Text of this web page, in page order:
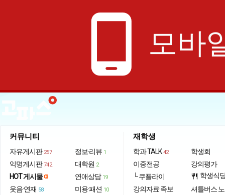
phone_android 모바
커뮤니티
자유게시판 257
익명게시판 742
HOT 게시물
웃음·연재 58
정보·리뷰 1
대학원 2
연애상담 19
미용·패션 10
재학생
학과 TALK 42
이중전공
└ 쿠플라이
강의자료·족보
학생회
강의평가
restaurant 학생식
셔틀버스